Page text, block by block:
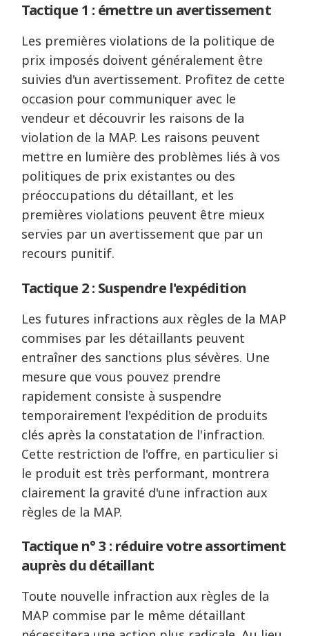
Tactique 1 : émettre un avertissement
Les premières violations de la politique de
prix imposés doivent généralement être
suivies d'un avertissement. Profitez de cette
occasion pour communiquer avec le
vendeur et découvrir les raisons de la
violation de la MAP. Les raisons peuvent
mettre en lumière des problèmes liés à vos
politiques de prix existantes ou des
préoccupations du détaillant, et les
premières violations peuvent être mieux
servies par un avertissement que par un
recours punitif.
Tactique 2 : Suspendre l'expédition
Les futures infractions aux règles de la MAP
commises par les détaillants peuvent
entraîner des sanctions plus sévères. Une
mesure que vous pouvez prendre
rapidement consiste à suspendre
temporairement l'expédition de produits
clés après la constatation de l'infraction.
Cette restriction de l'offre, en particulier si
le produit est très performant, montrera
clairement la gravité d'une infraction aux
règles de la MAP.
Tactique n° 3 : réduire votre assortiment
auprès du détaillant
Toute nouvelle infraction aux règles de la
MAP commise par le même détaillant